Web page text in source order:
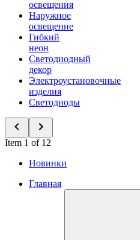
освещения
Наружное
освещение
Гибкий
неон
Светодиодный
декор
Электроустановочные
изделия
Светодиоды
Item 1 of 12
Новинки
Главная